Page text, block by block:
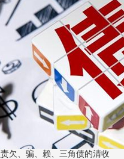
欠、骗、赖、三角债的清收